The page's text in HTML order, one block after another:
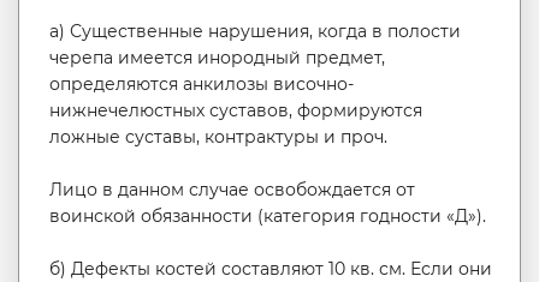
а) Существенные нарушения, когда в полости
черепа имеется инородный предмет,
определяются анкилозы височно-
нижнечелюстных суставов, формируются
ложные суставы, контрактуры и проч.
Лицо в данном случае освобождается от
воинской обязанности (категория годности «Д»).
б) Дефекты костей составляют 10 кв. см. Если они